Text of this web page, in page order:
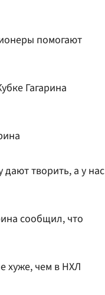
помогают
Гагарина
творить, а у нас
сообщил, что
хуже, чем в НХЛ